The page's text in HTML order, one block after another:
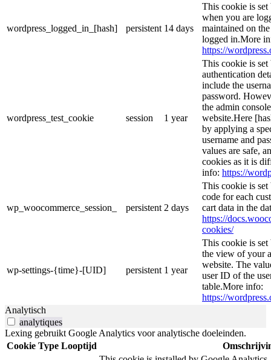
wordpress_logged_in_[hash] persistent 14 days
This cookie is set
when you are
maintained on
logged in.More
https://
wordpress_test_cookie session 1 year
This cookie is set
authentication
include the
password.
the admin
website.Here
by applying a
username and
values are safe,
cookies as it is
info: https://
wp_woocommerce_session_ persistent 2 days
This cookie is
code for each
cart data in the
https://
cookies/
wp-settings-{time}-[UID] persistent 1 year
This cookie is set
the view of your
website. The
user ID of the
table.More info:
https://
Analytisch
analytiques
Lexing gebruikt Google Analytics voor analytische doeleinden.
Cookie Type Looptijd